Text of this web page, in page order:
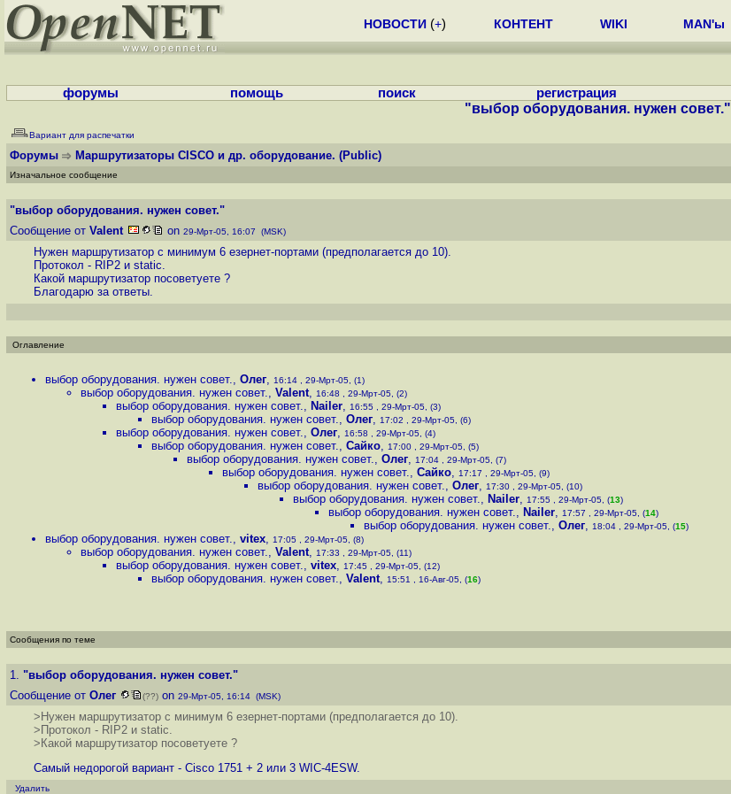
НОВОСТИ (+) КОНТЕНТ WIKI MAN'ы
форумы помощь поиск регистрация
"выбор оборудования. нужен совет."
Вариант для распечатки
Форумы Маршрутизаторы CISCO и др. оборудование. (Public)
Изначальное сообщение
"выбор оборудования. нужен совет."
Сообщение от Valent on 29-Мрт-05, 16:07 (MSK)
Нужен маршрутизатор с минимум 6 езернет-портами (предполагается до 10).
Протокол - RIP2 и static.
Какой маршрутизатор посоветуете ?
Благодарю за ответы.
Оглавление
выбор оборудования. нужен совет., Олег, 16:14 , 29-Мрт-05, (1)
выбор оборудования. нужен совет., Valent, 16:48 , 29-Мрт-05, (2)
выбор оборудования. нужен совет., Nailer, 16:55 , 29-Мрт-05, (3)
выбор оборудования. нужен совет., Олег, 17:02 , 29-Мрт-05, (6)
выбор оборудования. нужен совет., Олег, 16:58 , 29-Мрт-05, (4)
выбор оборудования. нужен совет., Сайко, 17:00 , 29-Мрт-05, (5)
выбор оборудования. нужен совет., Олег, 17:04 , 29-Мрт-05, (7)
выбор оборудования. нужен совет., Сайко, 17:17 , 29-Мрт-05, (9)
выбор оборудования. нужен совет., Олег, 17:30 , 29-Мрт-05, (10)
выбор оборудования. нужен совет., Nailer, 17:55 , 29-Мрт-05, (13)
выбор оборудования. нужен совет., Nailer, 17:57 , 29-Мрт-05, (14)
выбор оборудования. нужен совет., Олег, 18:04 , 29-Мрт-05, (15)
выбор оборудования. нужен совет., vitex, 17:05 , 29-Мрт-05, (8)
выбор оборудования. нужен совет., Valent, 17:33 , 29-Мрт-05, (11)
выбор оборудования. нужен совет., vitex, 17:45 , 29-Мрт-05, (12)
выбор оборудования. нужен совет., Valent, 15:51 , 16-Авг-05, (16)
Сообщения по теме
1. "выбор оборудования. нужен совет."
Сообщение от Олег (??) on 29-Мрт-05, 16:14 (MSK)
>Нужен маршрутизатор с минимум 6 езернет-портами (предполагается до 10).
>Протокол - RIP2 и static.
>Какой маршрутизатор посоветуете ?
Самый недорогой вариант - Cisco 1751 + 2 или 3 WIC-4ESW.
Удалить